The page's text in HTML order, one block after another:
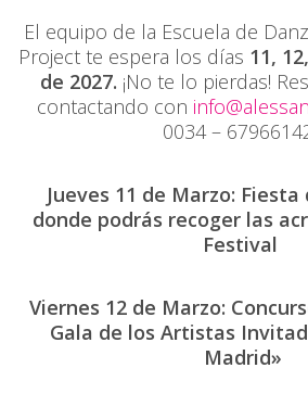
El equipo de la Escuela de
Project te espera los días 11,
de 2027. ¡No te lo pierdas!
contactando con
0034 –
Jueves 11 de Marzo:
donde podrás recoger las
Festival
Viernes 12 de Marzo:
Gala de los Artistas
Madrid»